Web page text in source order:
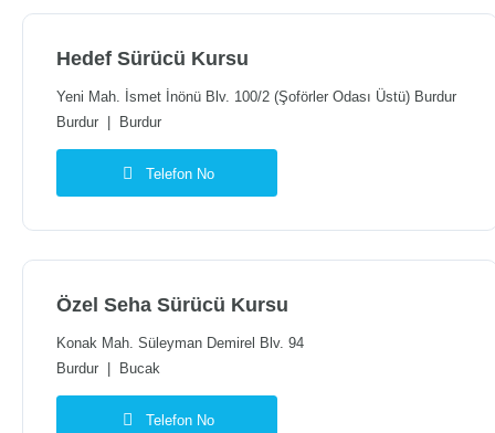
Hedef Sürücü Kursu
Yeni Mah. İsmet İnönü Blv. 100/2 (Şoförler Odası Üstü) Burdur
Burdur
Burdur
Telefon No
Özel Seha Sürücü Kursu
Konak Mah. Süleyman Demirel Blv. 94
Burdur
Bucak
Telefon No